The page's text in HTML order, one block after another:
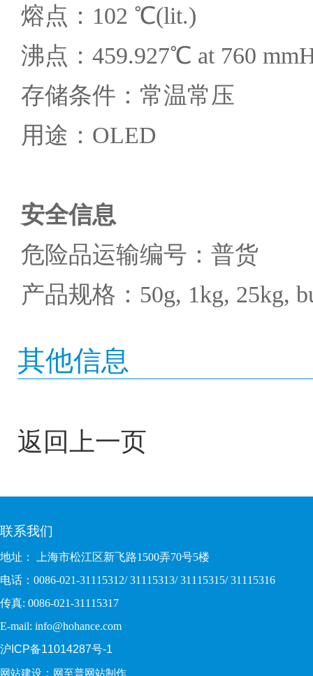
熔点：102 ℃(lit.)
沸点：459.927℃ at 760
存储条件：常温常压
用途：OLED
安全信息
危险品运输编号：普货
产品规格：50g, 1kg, 25kg,
其他信息
返回上一页
联系我们
地址： 上海市松江区新飞路1500弄70号5楼
电话：0086-021-31115312/ 31115313/ 31115315/ 31115316
传真: 0086-021-31115317
E-mail: info@hohance.com
沪ICP备11014287号-1
网站建设 ： 网至普网站制作